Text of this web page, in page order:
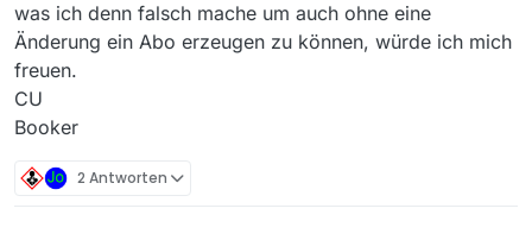
was ich denn falsch mache um auch ohne eine
Änderung ein Abo erzeugen zu können, würde ich mich
freuen.
CU
Booker
2 Antworten